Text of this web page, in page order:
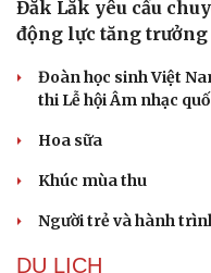
Mỹ duy trì sức
Đông bằng “mạch
Khủng hoảng tên lửa
nan chiến lược
Mỹ bác thông tin
giao tranh với Iran